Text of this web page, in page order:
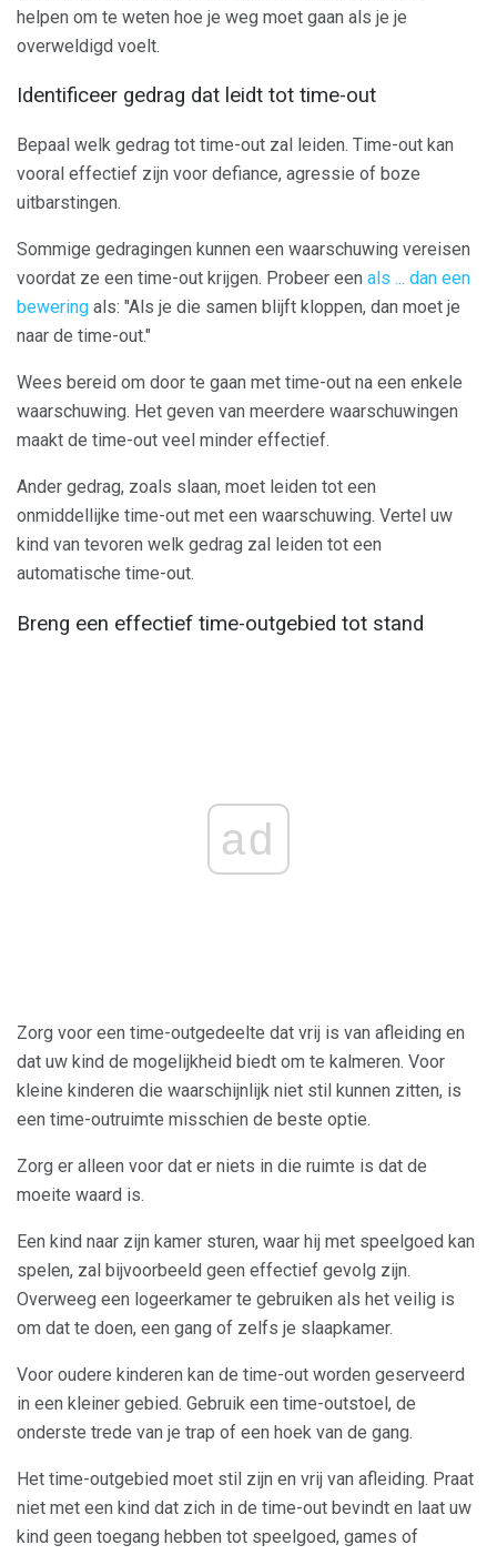
helpen om te weten hoe je weg moet gaan als je je
overweldigd voelt.
Identificeer gedrag dat leidt tot time-out
Bepaal welk gedrag tot time-out zal leiden. Time-out kan
vooral effectief zijn voor defiance, agressie of boze
uitbarstingen.
Sommige gedragingen kunnen een waarschuwing vereisen
voordat ze een time-out krijgen. Probeer een als ... dan een
bewering als: "Als je die samen blijft kloppen, dan moet je
naar de time-out."
Wees bereid om door te gaan met time-out na een enkele
waarschuwing. Het geven van meerdere waarschuwingen
maakt de time-out veel minder effectief.
Ander gedrag, zoals slaan, moet leiden tot een
onmiddellijke time-out met een waarschuwing. Vertel uw
kind van tevoren welk gedrag zal leiden tot een
automatische time-out.
Breng een effectief time-outgebied tot stand
ad
Zorg voor een time-outgedeelte dat vrij is van afleiding en
dat uw kind de mogelijkheid biedt om te kalmeren. Voor
kleine kinderen die waarschijnlijk niet stil kunnen zitten, is
een time-outruimte misschien de beste optie.
Zorg er alleen voor dat er niets in die ruimte is dat de
moeite waard is.
Een kind naar zijn kamer sturen, waar hij met speelgoed kan
spelen, zal bijvoorbeeld geen effectief gevolg zijn.
Overweeg een logeerkamer te gebruiken als het veilig is
om dat te doen, een gang of zelfs je slaapkamer.
Voor oudere kinderen kan de time-out worden geserveerd
in een kleiner gebied. Gebruik een time-outstoel, de
onderste trede van je trap of een hoek van de gang.
Het time-outgebied moet stil zijn en vrij van afleiding. Praat
niet met een kind dat zich in de time-out bevindt en laat uw
kind geen toegang hebben tot speelgoed, games of